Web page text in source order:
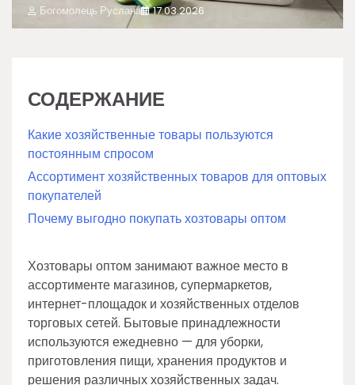
Богомолець Руслана 17.03.2026
СОДЕРЖАНИЕ
Какие хозяйственные товары пользуются
постоянным спросом
Ассортимент хозяйственных товаров для оптовых
покупателей
Почему выгодно покупать хозтовары оптом
Хозтовары оптом занимают важное место в
ассортименте магазинов, супермаркетов,
интернет-площадок и хозяйственных отделов
торговых сетей. Бытовые принадлежности
используются ежедневно — для уборки,
приготовления пищи, хранения продуктов и
решения различных хозяйственных задач.